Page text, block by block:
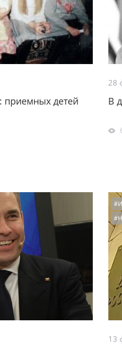
приемных детей
28
В
13